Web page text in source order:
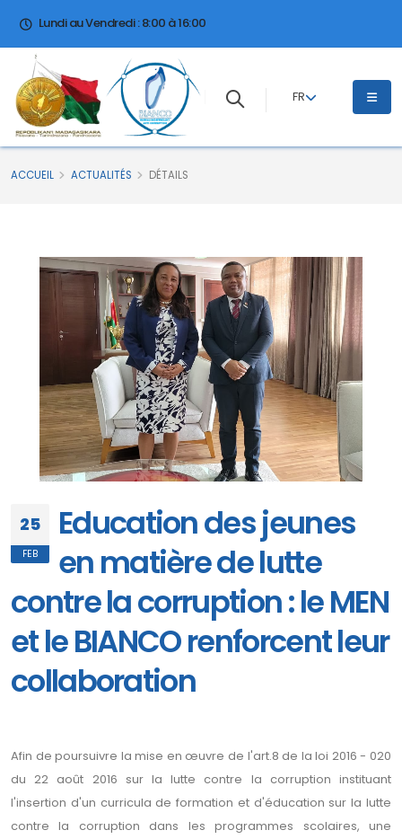
Lundi au Vendredi : 8:00 à 16:00
FR
ACCUEIL ACTUALITÉS DÉTAILS
25
FEB
Education des jeunes
en matière de lutte
contre la corruption : le MEN
et le BIANCO renforcent leur
collaboration
Afin de poursuivre la mise en œuvre de l'art.8 de la loi 2016 - 020
du 22 août 2016 sur la lutte contre la corruption instituant
l'insertion d'un curricula de formation et d'éducation sur la lutte
contre la corruption dans les programmes scolaires, une